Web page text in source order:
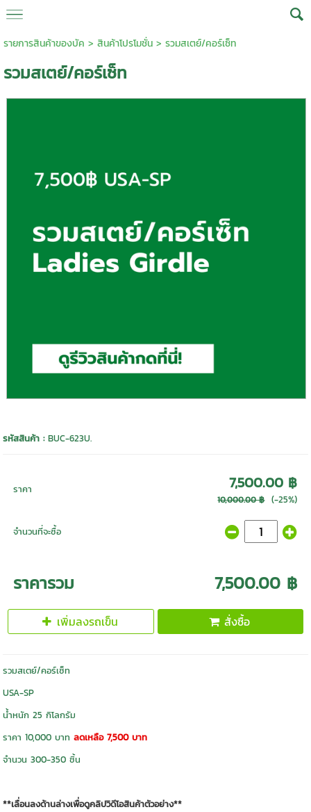
รายการสินค้าของบัค > สินค้าโปรโมชั่น> รวมสเตย์/คอร์เซ็ท
รวมสเตย์/คอร์เซ็ท
รหัสสินค้า :BUC-623U.
ราคา 7,500.00 ฿
10,000.00 ฿ (-25%)
จำนวนที่จะซื้อ
ราคารวม 7,500.00 ฿
เพิ่มลงรถเข็น สั่งซื้อ
รวมสเตย์/คอร์เซ็ท
USA-SP
น้ำหนัก 25 กิโลกรัม
ราคา 10,000 บาทลดเหลือ 7,500 บาท
จำนวน 300-350 ชิ้น
**เลื่อนลงด้านล่างเพื่อดูคลิปวิดีโอสินค้าตัวอย่าง**